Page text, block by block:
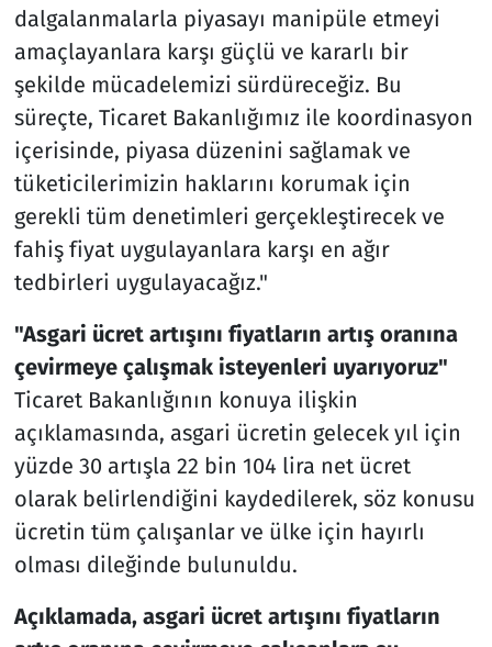
dalgalanmalarla piyasayı manipüle etmeyi
amaçlayanlara karşı güçlü ve kararlı bir
şekilde mücadelemizi sürdüreceğiz. Bu
süreçte, Ticaret Bakanlığımız ile koordinasyon
içerisinde, piyasa düzenini sağlamak ve
tüketicilerimizin haklarını korumak için
gerekli tüm denetimleri gerçekleştirecek ve
fahiş fiyat uygulayanlara karşı en ağır
tedbirleri uygulayacağız."
"Asgari ücret artışını fiyatların artış oranına
çevirmeye çalışmak isteyenleri uyarıyoruz"
Ticaret Bakanlığının konuya ilişkin
açıklamasında, asgari ücretin gelecek yıl için
yüzde 30 artışla 22 bin 104 lira net ücret
olarak belirlendiğini kaydedilerek, söz konusu
ücretin tüm çalışanlar ve ülke için hayırlı
olması dileğinde bulunuldu.
Açıklamada, asgari ücret artışını fiyatların